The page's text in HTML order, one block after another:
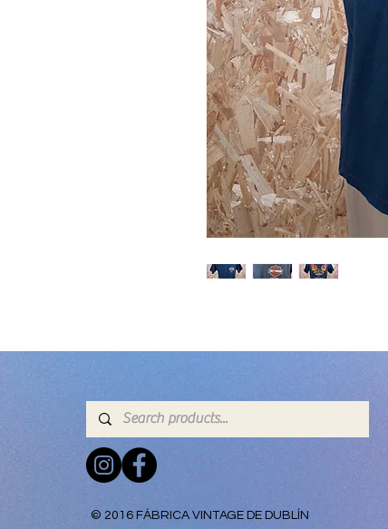
© 2016 FÁBRICA VINTAGE DE DUBLÍN